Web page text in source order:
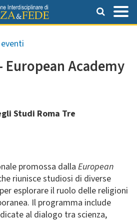
European Academy
Studi Roma Tre
promossa dalla European
riunisce studiosi di diverse
esplorare il ruolo delle religioni
Il programma include
al dialogo tra scienza,